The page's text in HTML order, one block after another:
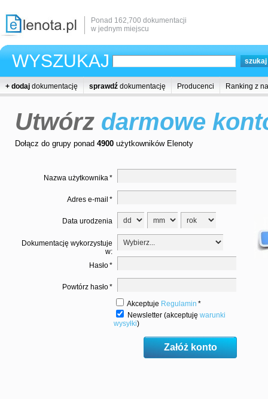
Ponad 162,700 dokumentacji
w jednym miejscu
WYSZUKAJ
+ dodaj dokumentację sprawdź dokumentację Producenci Ranking z
Utwórz darmowe
Dołącz do grupy ponad 4900 użytkowników Elenoty
Nazwa użytkownika*
Adres e-mail *
Data urodzenia
Dokumentację wykorzystuje
w:
Hasło*
Powtórz hasło*
Akceptuje Regulamin *
Newsletter (akceptuję warunki
wysyłki)